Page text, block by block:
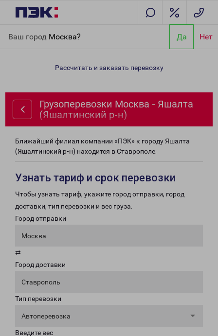
Ваш город Москва? Да Нет
(Яшалтинский р-н)
Рассчитать и заказать перевозку
Грузоперевозки Москва - Яшалта
(Яшалтинский р-н)
Ближайший филиал компании «ПЭК» к городу Яшалта
(Яшалтинский р-н) находится в Ставрополе.
Узнать тариф и срок перевозки
Чтобы узнать тариф, укажите город отправки, город
доставки, тип перевозки и вес груза.
Город отправки
Москва
⇄
Город доставки
Ставрополь
Тип перевозки
Автоперевозка
Введите вес